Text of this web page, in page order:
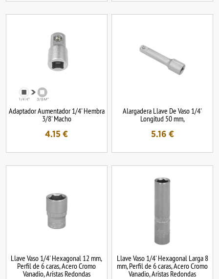
Adaptador Aumentador 1/4' Hembra
3/8' Macho
4.15 €
Alargadera Llave De Vaso 1/4'
Longitud 50 mm,
5.16 €
Llave Vaso 1/4' Hexagonal 12 mm,
Perfil de 6 caras, Acero Cromo
Vanadio, Aristas Redondas
Llave Vaso 1/4' Hexagonal Larga 8
mm, Perfil de 6 caras, Acero Cromo
Vanadio, Aristas Redondas